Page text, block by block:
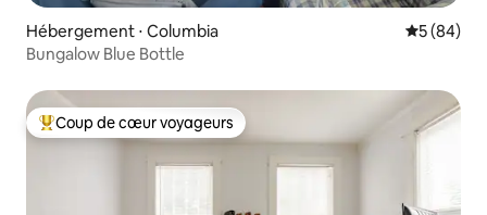
Hébergement ⋅ Columbia
5 (84)
Bungalow Blue Bottle
Coups de cœur voyageurs les plus appréciés
Coup de cœur voyageurs